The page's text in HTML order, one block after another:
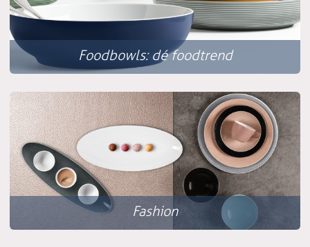
Foodbowls: dé foodtrend
Fashion